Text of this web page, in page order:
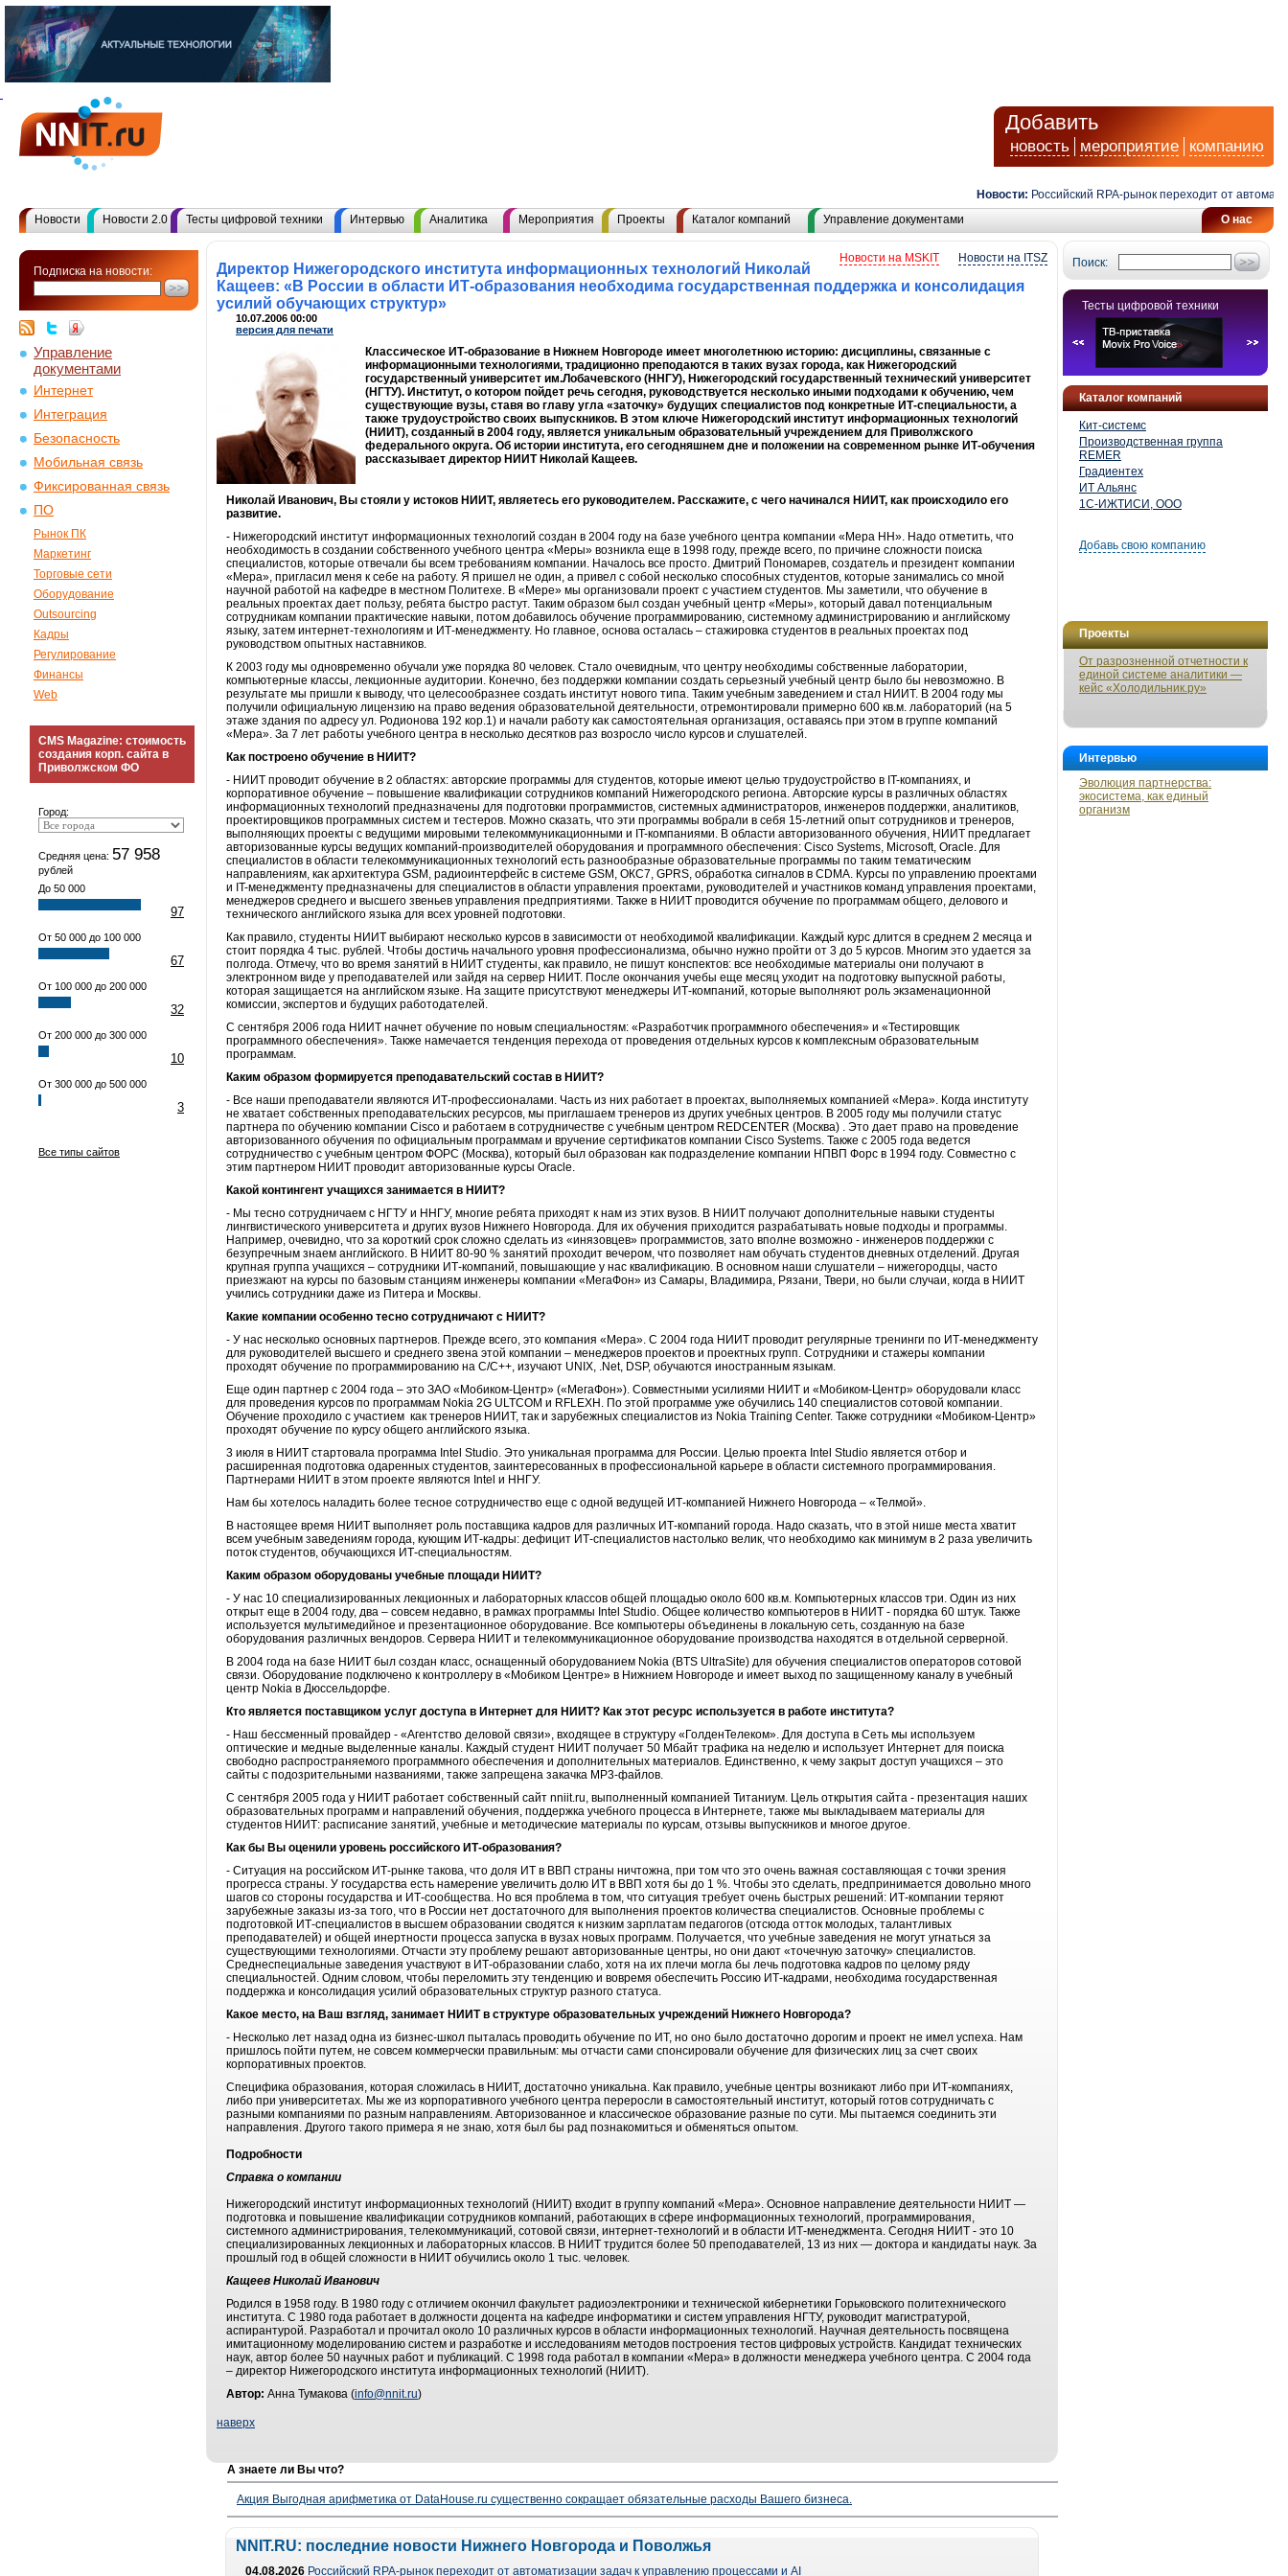
Добавить
новость мероприятие компанию
Новости: Российский RPA-рынок переходит от
О нас
Новости Новости 2.0 Тесты цифровой техники Интервью Аналитика Мероприятия Проекты Каталог компаний Управление документами
Подписка на новости:
Управление
документами
Интернет
Интеграция
Безопасность
Мобильная связь
Фиксированная связь
ПО
Рынок ПК
Маркетинг
Торговые сети
Оборудование
Outsourcing
Кадры
Регулирование
Финансы
Web
CMS Magazine: стоимость
создания корп. сайта в
Приволжском ФО
Город:
Средняя цена: 57 958
рублей
До 50 000
97
От 50 000 до 100 000
67
От 100 000 до 200 000
32
От 200 000 до 300 000
10
От 300 000 до 500 000
3
Все типы сайтов
Поиск:
Тесты цифровой техники
Каталог компаний
Кит-системс
Производственная группа
REMER
Градиентех
ИТ Альянс
1С-ИЖТИСИ, ООО
Добавь свою компанию
Проекты
От разрозненной отчетности к
единой системе аналитики —
кейс «Холодильник.ру»
Интервью
Эволюция партнерства:
экосистема, как единый
организм
Новости на ITSZ
Новости на MSKIT
Директор Нижегородского института информационных технологий Николай
Кащеев: «В России в области ИТ-образования необходима государственная поддержка и консолидация
усилий обучающих структур»
10.07.2006 00:00
версия для печати
Классическое ИТ-образование в Нижнем Новгороде имеет многолетнюю историю: дисциплины, связанные с
информационными технологиями, традиционно преподаются в таких вузах города, как Нижегородский
государственный университет им.Лобачевского (ННГУ), Нижегородский государственный технический университет
(НГТУ). Институт, о котором пойдет речь сегодня, руководствуется несколько иными подходами к обучению, чем
существующие вузы, ставя во главу угла «заточку» будущих специалистов под конкретные ИТ-специальности, а
также трудоустройство своих выпускников. В этом ключе Нижегородский институт информационных технологий
(НИИТ), созданный в 2004 году, является уникальным образовательный учреждением для Приволжского
федерального округа. Об истории института, его сегодняшнем дне и положении на современном рынке ИТ-обучения
рассказывает директор НИИТ Николай Кащеев.
Николай Иванович, Вы стояли у истоков НИИТ, являетесь его руководителем. Расскажите, с чего начинался НИИТ, как происходило его
развитие.
- Нижегородский институт информационных технологий создан в 2004 году на базе учебного центра компании «Мера НН». Надо отметить, что
необходимость в создании собственного учебного центра «Меры» возникла еще в 1998 году, прежде всего, по причине сложности поиска
специалистов, которые отвечали бы всем требованиям компании. Началось все просто. Дмитрий Пономарев, создатель и президент компании
«Мера», пригласил меня к себе на работу. Я пришел не один, а привел с собой несколько способных студентов, которые занимались со мной
научной работой на кафедре в местном Политехе. В «Мере» мы организовали проект с участием студентов. Мы заметили, что обучение в
реальных проектах дает пользу, ребята быстро растут. Таким образом был создан учебный центр «Меры», который давал потенциальным
сотрудникам компании практические навыки, потом добавилось обучение программированию, системному администрированию и английскому
языку, затем интернет-технологиям и ИТ-менеджменту. Но главное, основа осталась – стажировка студентов в реальных проектах под
руководством опытных наставников.
К 2003 году мы одновременно обучали уже порядка 80 человек. Стало очевидным, что центру необходимы собственные лаборатории,
компьютерные классы, лекционные аудитории. Конечно, без поддержки компании создать серьезный учебный центр было бы невозможно. В
результате мы пришли к выводу, что целесообразнее создать институт нового типа. Таким учебным заведением и стал НИИТ. В 2004 году мы
получили официальную лицензию на право ведения образовательной деятельности, отремонтировали примерно 600 кв.м. лабораторий (на 5
этаже здания по адресу ул. Родионова 192 кор.1) и начали работу как самостоятельная организация, оставаясь при этом в группе компаний
«Мера». За 7 лет работы учебного центра в несколько десятков раз возросло число курсов и слушателей.
Как построено обучение в НИИТ?
- НИИТ проводит обучение в 2 областях: авторские программы для студентов, которые имеют целью трудоустройство в IT-компаниях, и
корпоративное обучение – повышение квалификации сотрудников компаний Нижегородского региона. Авторские курсы в различных областях
информационных технологий предназначены для подготовки программистов, системных администраторов, инженеров поддержки, аналитиков,
проектировщиков программных систем и тестеров. Можно сказать, что эти программы вобрали в себя 15-летний опыт сотрудников и тренеров,
выполняющих проекты с ведущими мировыми телекоммуникационными и IT-компаниями. В области авторизованного обучения, НИИТ предлагает
авторизованные курсы ведущих компаний-производителей оборудования и программного обеспечения: Cisco Systems, Microsoft, Oracle. Для
специалистов в области телекоммуникационных технологий есть разнообразные образовательные программы по таким тематическим
направлениям, как архитектура GSM, радиоинтерфейс в системе GSM, ОКС7, GPRS, обработка сигналов в CDMA. Курсы по управлению проектами
и IT-менеджменту предназначены для специалистов в области управления проектами, руководителей и участников команд управления проектами,
менеджеров среднего и высшего звеньев управления предприятиями. Также в НИИТ проводится обучение по программам общего, делового и
технического английского языка для всех уровней подготовки.
Как правило, студенты НИИТ выбирают несколько курсов в зависимости от необходимой квалификации. Каждый курс длится в среднем 2 месяца и
стоит порядка 4 тыс. рублей. Чтобы достичь начального уровня профессионализма, обычно нужно пройти от 3 до 5 курсов. Многим это удается за
полгода. Отмечу, что во время занятий в НИИТ студенты, как правило, не пишут конспектов: все необходимые материалы они получают в
электронном виде у преподавателей или зайдя на сервер НИИТ. После окончания учебы еще месяц уходит на подготовку выпускной работы,
которая защищается на английском языке. На защите присутствуют менеджеры ИТ-компаний, которые выполняют роль экзаменационной
комиссии, экспертов и будущих работодателей.
С сентября 2006 года НИИТ начнет обучение по новым специальностям: «Разработчик программного обеспечения» и «Тестировщик
программного обеспечения». Также намечается тенденция перехода от проведения отдельных курсов к комплексным образовательным
программам.
Каким образом формируется преподавательский состав в НИИТ?
- Все наши преподаватели являются ИТ-профессионалами. Часть из них работает в проектах, выполняемых компанией «Мера». Когда институту
не хватает собственных преподавательских ресурсов, мы приглашаем тренеров из других учебных центров. В 2005 году мы получили статус
партнера по обучению компании Cisco и работаем в сотрудничестве с учебным центром REDCENTER (Москва) . Это дает право на проведение
авторизованного обучения по официальным программам и вручение сертификатов компании Cisco Systems. Также с 2005 года ведется
сотрудничество с учебным центром ФОРС (Москва), который был образован как подразделение компании НПВП Форс в 1994 году. Совместно с
этим партнером НИИТ проводит авторизованные курсы Oracle.
Какой контингент учащихся занимается в НИИТ?
- Мы тесно сотрудничаем с НГТУ и ННГУ, многие ребята приходят к нам из этих вузов. В НИИТ получают дополнительные навыки студенты
лингвистического университета и других вузов Нижнего Новгорода. Для их обучения приходится разрабатывать новые подходы и программы.
Например, очевидно, что за короткий срок сложно сделать из «инязовцев» программистов, зато вполне возможно - инженеров поддержки с
безупречным знаем английского. В НИИТ 80-90 % занятий проходит вечером, что позволяет нам обучать студентов дневных отделений. Другая
крупная группа учащихся – сотрудники ИТ-компаний, повышающие у нас квалификацию. В основном наши слушатели – нижегородцы, часто
приезжают на курсы по базовым станциям инженеры компании «МегаФон» из Самары, Владимира, Рязани, Твери, но были случаи, когда в НИИТ
учились сотрудники даже из Питера и Москвы.
Какие компании особенно тесно сотрудничают с НИИТ?
- У нас несколько основных партнеров. Прежде всего, это компания «Мера». С 2004 года НИИТ проводит регулярные тренинги по ИТ-менеджменту
для руководителей высшего и среднего звена этой компании – менеджеров проектов и проектных групп. Сотрудники и стажеры компании
проходят обучение по программированию на С/С++, изучают UNIX, .Net, DSP, обучаются иностранным языкам.
Еще один партнер с 2004 года – это ЗАО «Мобиком-Центр» («МегаФон»). Совместными усилиями НИИТ и «Мобиком-Центр» оборудовали класс
для проведения курсов по программам Nokia 2G ULTCOM и RFLEXH. По этой программе уже обучились 140 специалистов сотовой компании.
Обучение проходило с участием как тренеров НИИТ, так и зарубежных специалистов из Nokia Training Center. Также сотрудники «Мобиком-Центр»
проходят обучение по курсу общего английского языка.
3 июля в НИИТ стартовала программа Intel Studio. Это уникальная программа для России. Целью проекта Intel Studio является отбор и
расширенная подготовка одаренных студентов, заинтересованных в профессиональной карьере в области системного программирования.
Партнерами НИИТ в этом проекте являются Intel и ННГУ.
Нам бы хотелось наладить более тесное сотрудничество еще с одной ведущей ИТ-компанией Нижнего Новгорода – «Телмой».
В настоящее время НИИТ выполняет роль поставщика кадров для различных ИТ-компаний города. Надо сказать, что в этой нише места хватит
всем учебным заведениям города, кующим ИТ-кадры: дефицит ИТ-специалистов настолько велик, что необходимо как минимум в 2 раза увеличить
поток студентов, обучающихся ИТ-специальностям.
Каким образом оборудованы учебные площади НИИТ?
- У нас 10 специализированных лекционных и лабораторных классов общей площадью около 600 кв.м. Компьютерных классов три. Один из них
открыт еще в 2004 году, два – совсем недавно, в рамках программы Intel Studio. Общее количество компьютеров в НИИТ - порядка 60 штук. Также
используется мультимедийное и презентационное оборудование. Все компьютеры объединены в локальную сеть, созданную на базе
оборудования различных вендоров. Сервера НИИТ и телекоммуникационное оборудование производства находятся в отдельной серверной.
В 2004 года на базе НИИТ был создан класс, оснащенный оборудованием Nokia (BTS UltraSite) для обучения специалистов операторов сотовой
связи. Оборудование подключено к контроллеру в «Мобиком Центре» в Нижнием Новгороде и имеет выход по защищенному каналу в учебный
центр Nokia в Дюссельдорфе.
Кто является поставщиком услуг доступа в Интернет для НИИТ? Как этот ресурс используется в работе института?
- Наш бессменный провайдер - «Агентство деловой связи», входящее в структуру «ГолденТелеком». Для доступа в Сеть мы используем
оптические и медные выделенные каналы. Каждый студент НИИТ получает 50 Мбайт трафика на неделю и использует Интернет для поиска
свободно распространяемого программного обеспечения и дополнительных материалов. Единственно, к чему закрыт доступ учащихся – это
сайты с подозрительными названиями, также запрещена закачка МР3-файлов.
С сентября 2005 года у НИИТ работает собственный сайт nniit.ru, выполненный компанией Титаниум. Цель открытия сайта - презентация наших
образовательных программ и направлений обучения, поддержка учебного процесса в Интернете, также мы выкладываем материалы для
студентов НИИТ: расписание занятий, учебные и методические материалы по курсам, отзывы выпускников и многое другое.
Как бы Вы оценили уровень российского ИТ-образования?
- Ситуация на российском ИТ-рынке такова, что доля ИТ в ВВП страны ничтожна, при том что это очень важная составляющая с точки зрения
прогресса страны. У государства есть намерение увеличить долю ИТ в ВВП хотя бы до 1 %. Чтобы это сделать, предпринимается довольно много
шагов со стороны государства и ИТ-сообщества. Но вся проблема в том, что ситуация требует очень быстрых решений: ИТ-компании теряют
зарубежные заказы из-за того, что в России нет достаточного для выполнения проектов количества специалистов. Основные проблемы с
подготовкой ИТ-специалистов в высшем образовании сводятся к низким зарплатам педагогов (отсюда отток молодых, талантливых
преподавателей) и общей инертности процесса запуска в вузах новых программ. Получается, что учебные заведения не могут угнаться за
существующими технологиями. Отчасти эту проблему решают авторизованные центры, но они дают «точечную заточку» специалистов.
Среднеспециальные заведения участвуют в ИТ-образовании слабо, хотя на их плечи могла бы лечь подготовка кадров по целому ряду
специальностей. Одним словом, чтобы переломить эту тенденцию и вовремя обеспечить Россию ИТ-кадрами, необходима государственная
поддержка и консолидация усилий образовательных структур разного статуса.
Какое место, на Ваш взгляд, занимает НИИТ в структуре образовательных учреждений Нижнего Новгорода?
- Несколько лет назад одна из бизнес-школ пыталась проводить обучение по ИТ, но оно было достаточно дорогим и проект не имел успеха. Нам
пришлось пойти путем, не совсем коммерчески правильным: мы отчасти сами спонсировали обучение для физических лиц за счет своих
корпоративных проектов.
Специфика образования, которая сложилась в НИИТ, достаточно уникальна. Как правило, учебные центры возникают либо при ИТ-компаниях,
либо при университетах. Мы же из корпоративного учебного центра переросли в самостоятельный институт, который готов сотрудничать с
разными компаниями по разным направлениям. Авторизованное и классическое образование разные по сути. Мы пытаемся соединить эти
направления. Другого такого примера я не знаю, хотя был бы рад познакомиться и обменяться опытом.
Подробности
Справка о компании
Нижегородский институт информационных технологий (НИИТ) входит в группу компаний «Мера». Основное направление деятельности НИИТ —
подготовка и повышение квалификации сотрудников компаний, работающих в сфере информационных технологий, программирования,
системного администрирования, телекоммуникаций, сотовой связи, интернет-технологий и в области ИТ-менеджмента. Сегодня НИИТ - это 10
специализированных лекционных и лабораторных классов. В НИИТ трудится более 50 преподавателей, 13 из них — доктора и кандидаты наук. За
прошлый год в общей сложности в НИИТ обучились около 1 тыс. человек.
Кащеев Николай Иванович
Родился в 1958 году. В 1980 году с отличием окончил факультет радиоэлектроники и технической кибернетики Горьковского политехнического
института. С 1980 года работает в должности доцента на кафедре информатики и систем управления НГТУ, руководит магистратурой,
аспирантурой. Разработал и прочитал около 10 различных курсов в области информационных технологий. Научная деятельность посвящена
имитационному моделированию систем и разработке и исследованиям методов построения тестов цифровых устройств. Кандидат технических
наук, автор более 50 научных работ и публикаций. С 1998 года работал в компании «Мера» в должности менеджера учебного центра. С 2004 года
– директор Нижегородского института информационных технологий (НИИТ).
Автор: Анна Тумакова (info@nnit.ru)
наверх
А знаете ли Вы что?
Акция Выгодная арифметика от DataHouse.ru существенно сокращает обязательные расходы Вашего бизнеса.
NNIT.RU: последние новости Нижнего Новгорода и Поволжья
04.08.2026 Российский RPA-рынок переходит от автоматизации задач к управлению процессами и AI